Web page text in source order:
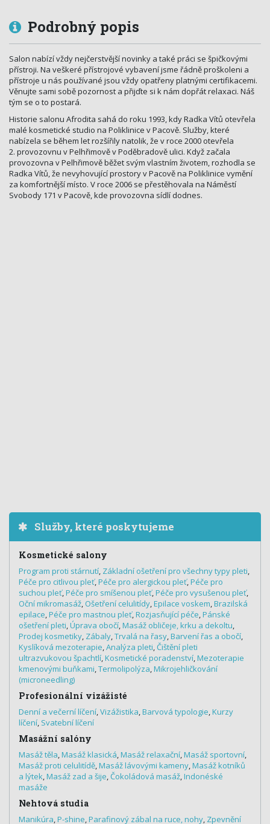
Podrobný popis
Salon nabízí vždy nejčerstvější novinky a také práci se špičkovými
přístroji. Na veškeré přístrojové vybavení jsme řádně proškoleni a
přístroje u nás používané jsou vždy opatřeny platnými certifikacemi.
Věnujte sami sobě pozornost a přijďte si k nám dopřát relaxaci. Náš
tým se o to postará.
Historie salonu Afrodita sahá do roku 1993, kdy Radka Vítů otevřela
malé kosmetické studio na Poliklinice v Pacově. Služby, které
nabízela se během let rozšířily natolik, že v roce 2000 otevřela
2. provozovnu v Pelhřimově v Poděbradově ulici. Když začala
provozovna v Pelhřimově běžet svým vlastním životem, rozhodla se
Radka Vítů, že nevyhovující prostory v Pacově na Poliklinice vymění
za komfortnější místo. V roce 2006 se přestěhovala na Náměstí
Svobody 171 v Pacově, kde provozovna sídlí dodnes.
Služby, které poskytujeme
Kosmetické salony
Program proti stárnutí, Základní ošetření pro všechny typy pleti,
Péče pro citlivou pleť,Péče pro alergickou pleť,Péče pro
suchou pleť,Péče pro smíšenou pleť,Péče pro vysušenou pleť,
Oční mikromasáž, Ošetření celulitídy,Epilace voskem,Brazilská
epilace,Péče pro mastnou pleť,Rozjasňující péče,Pánské
ošetření pleti,Úprava obočí,Masáž obličeje, krku a dekoltu,
Prodej kosmetiky, Zábaly,Trvalá na řasy,Barvení řas a obočí,
Kyslíková mezoterapie,Analýza pleti,Čištění pleti
ultrazvukovou špachtlí,Kosmetické poradenství,Mezoterapie
kmenovými buňkami,Termolipolýza,Mikrojehličkování
(microneedling)
Profesionální vizážisté
Denní a večerní líčení,Vizážistika,Barvová typologie,Kurzy
líčení, Svatební líčení
Masážní salóny
Masáž těla,Masáž klasická,Masáž relaxační,Masáž sportovní,
Masáž proti celulitídě,Masáž lávovými kameny,Masáž kotníků
a lýtek,Masáž zad a šije,Čokoládová masáž,Indonéské
masáže
Nehtová studia
Manikúra,P-shine,Parafinový zábal na ruce, nohy, Zpevnění